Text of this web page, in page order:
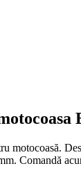
motocoasă.
Comandă